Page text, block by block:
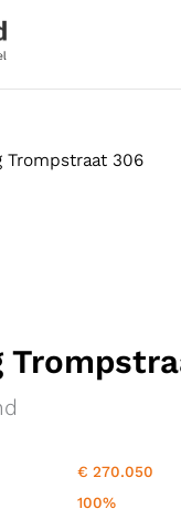
Trompstraat 306
€ 270.050
100%